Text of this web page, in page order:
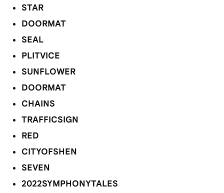
STAR
DOORMAT
SEAL
PLITVICE
SUNFLOWER
DOORMAT
CHAINS
TRAFFICSIGN
RED
CITYOFSHEN
SEVEN
2022SYMPHONYTALES